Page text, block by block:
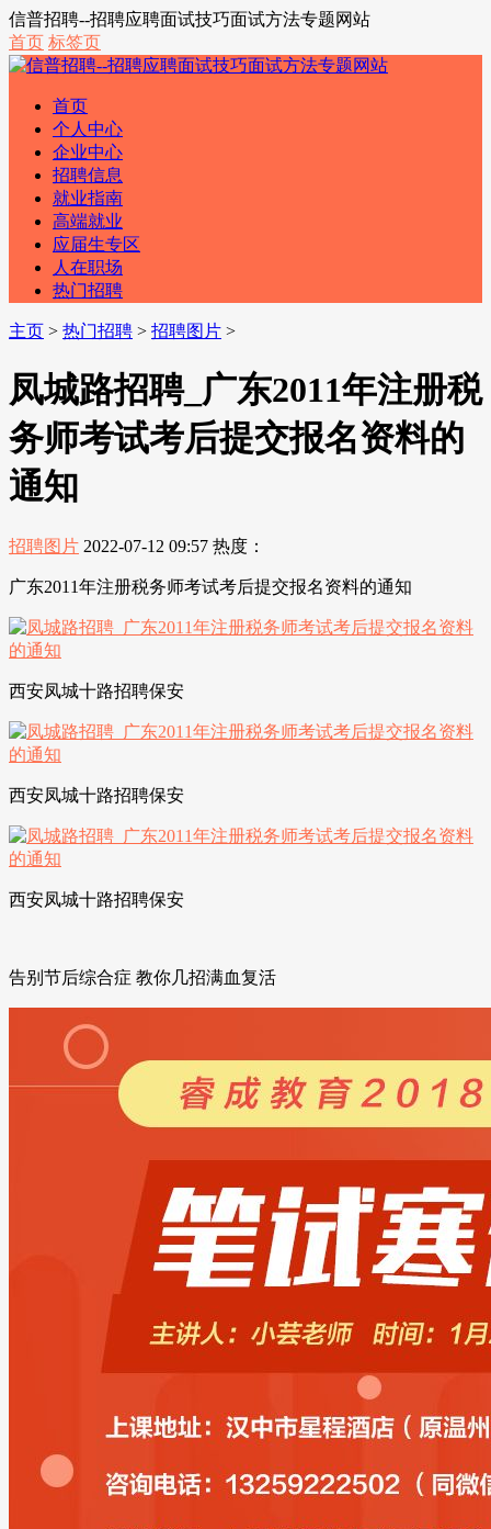
信普招聘--招聘应聘面试技巧面试方法专题网站
首页 标签页
首页
个人中心
企业中心
招聘信息
就业指南
高端就业
应届生专区
人在职场
热门招聘
主页 > 热门招聘 > 招聘图片 >
凤城路招聘_广东2011年注册税
务师考试考后提交报名资料的
通知
招聘图片 2022-07-12 09:57 热度：
广东2011年注册税务师考试考后提交报名资料的通知
西安凤城十路招聘保安
西安凤城十路招聘保安
西安凤城十路招聘保安
告别节后综合症 教你几招满血复活